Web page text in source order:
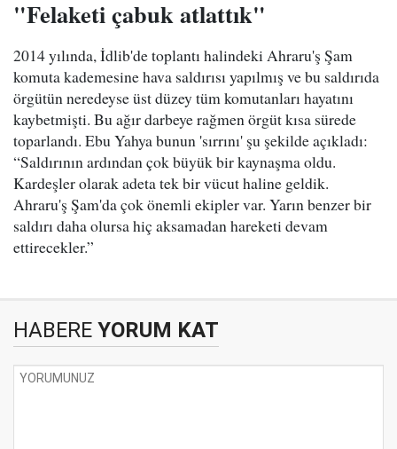
"Felaketi çabuk atlattık"
2014 yılında, İdlib'de toplantı halindeki Ahraru'ş Şam
komuta kademesine hava saldırısı yapılmış ve bu saldırıda
örgütün neredeyse üst düzey tüm komutanları hayatını
kaybetmişti. Bu ağır darbeye rağmen örgüt kısa sürede
toparlandı. Ebu Yahya bunun 'sırrını' şu şekilde açıkladı:
“Saldırının ardından çok büyük bir kaynaşma oldu.
Kardeşler olarak adeta tek bir vücut haline geldik.
Ahraru'ş Şam'da çok önemli ekipler var. Yarın benzer bir
saldırı daha olursa hiç aksamadan hareketi devam
ettirecekler.”
HABERE YORUM KAT